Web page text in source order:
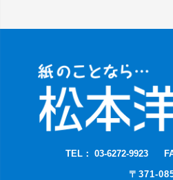
TEL： 03-6272-9923
〒371-